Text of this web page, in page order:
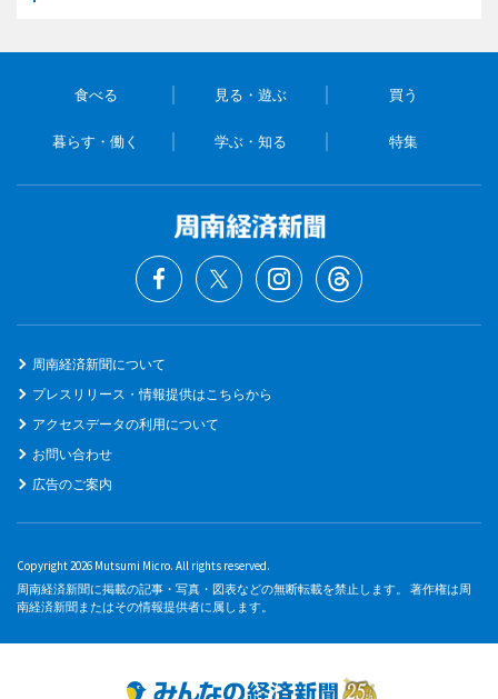
食べる 見る・遊ぶ 買う
暮らす・働く 学ぶ・知る 特集
周南経済新聞について
プレスリリース・情報提供はこちらから
アクセスデータの利用について
お問い合わせ
広告のご案内
Copyright 2026 Mutsumi Micro. All rights reserved.
周南経済新聞に掲載の記事・写真・図表などの無断転載を禁止します。 著作権は周
南経済新聞またはその情報提供者に属します。